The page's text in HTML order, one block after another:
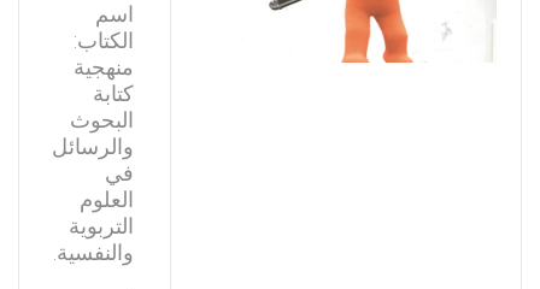
اسم
الكتاب:
منهجية
كتابة
البحوث
والرسائل
في
العلوم
التربوية
والنفسية.